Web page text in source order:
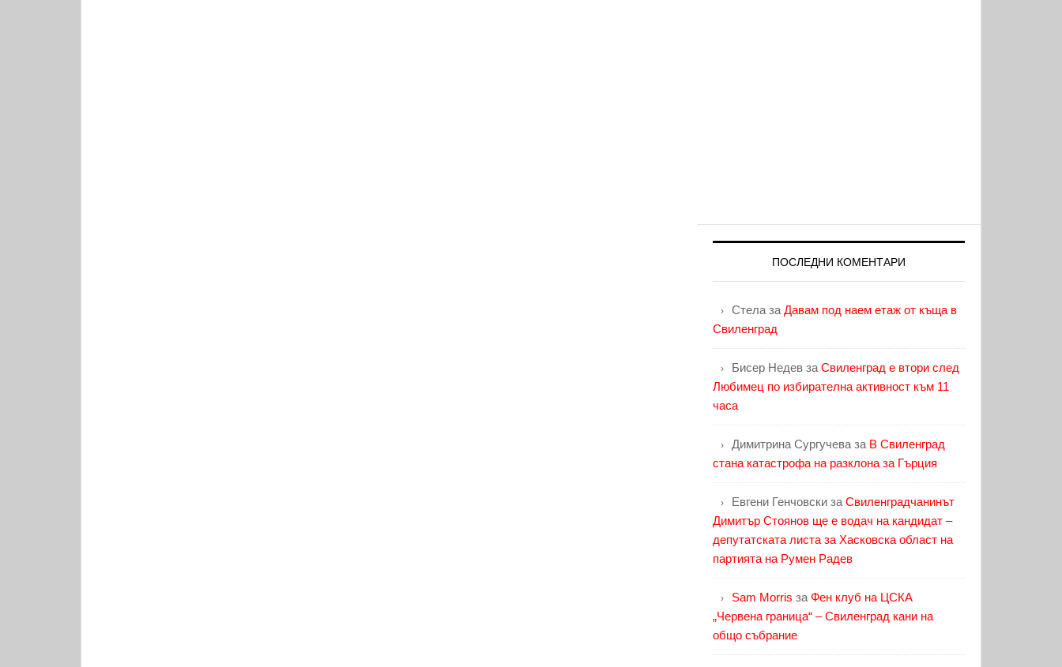
ПОСЛЕДНИ КОМЕНТАРИ
Стела за Давам под наем етаж от къща в
Свиленград
Бисер Недев за Свиленград е втори след
Любимец по избирателна активност към 11
часа
Димитрина Сургучева за В Свиленград
стана катастрофа на разклона за Гърция
Евгени Генчовски за Свиленградчанинът
Димитър Стоянов ще е водач на кандидат –
депутатската листа за Хасковска област на
партията на Румен Радев
Sam Morris за Фен клуб на ЦСКА
„Червена граница“ – Свиленград кани на
общо събрание